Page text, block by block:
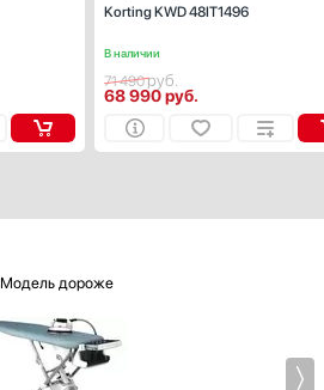
В наличии
Korting KWD 48IT1496
71 490руб.
68 990руб.
Модель дороже